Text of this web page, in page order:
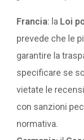
Francia: la Loi
prevede che le
garantire la
specificare se
vietate le
con sanzioni
normativa.